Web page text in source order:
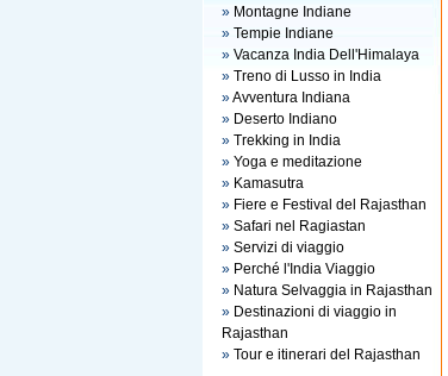
» Montagne Indiane
» Tempie Indiane
» Vacanza India Dell'Himalaya
» Treno di Lusso in India
»Avventura Indiana
» Deserto Indiano
» Trekking in India
» Yoga e meditazione
» Kamasutra
» Fiere e Festival del Rajasthan
» Safari nel Ragiastan
» Servizi di viaggio
» Perché l'India Viaggio
» Natura Selvaggia in Rajasthan
» Destinazioni di viaggio in
Rajasthan
» Tour e itinerari del Rajasthan